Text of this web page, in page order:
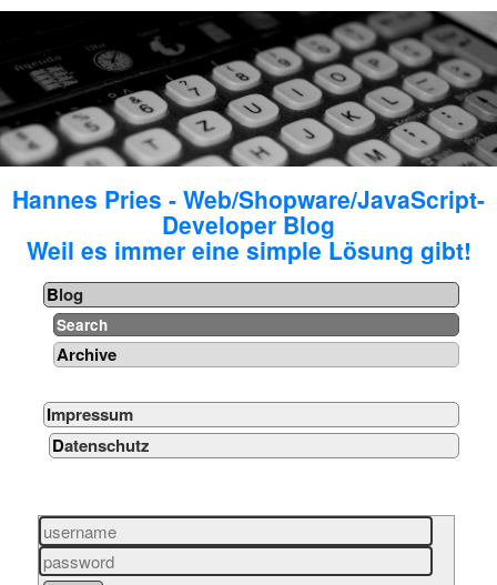
Hannes Pries - Web/Shopware/JavaScript-
Developer Blog
Weil es immer eine simple Lösung gibt!
Blog
Search
Archive
Impressum
Datenschutz